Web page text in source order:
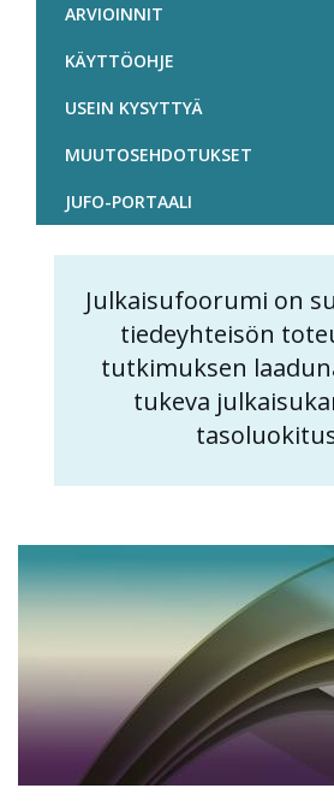
ARVIOINNIT
KÄYTTÖOHJE
USEIN KYSYTTYÄ
MUUTOSEHDOTUKSET
JUFO-PORTAALI
Content
markup
Julkaisufoorumi on
tiedeyhteisön
tutkimuksen
tukeva